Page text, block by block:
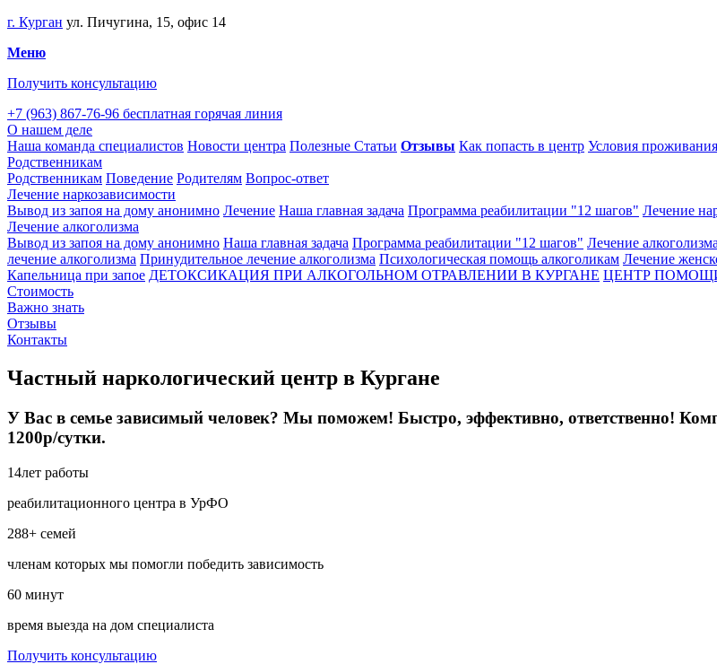
г. Курган ул. Пичугина, 15, офис 14
Меню
Получить консультацию
+7 (963) 867-76-96 бесплатная горячая линия
О нашем деле
Наша команда специалистов Новости центра Полезные Статьи Отзывы Как попасть в центр Условия проживания
Родственникам
Родственникам Поведение Родителям Вопрос-ответ
Лечение наркозависимости
Вывод из запоя на дому анонимно Лечение Наша главная задача Программа реабилитации "12 шагов" Лечение
Лечение алкоголизма
Вывод из запоя на дому анонимно Наша главная задача Программа реабилитации "12 шагов" Лечение алкоголизма
лечение алкоголизма Принудительное лечение алкоголизма Психологическая помощь алкоголикам Лечение
Капельница при запое ДЕТОКСИКАЦИЯ ПРИ АЛКОГОЛЬНОМ ОТРАВЛЕНИИ В КУРГАНЕ ЦЕНТР
Стоимость
Важно знать
Отзывы
Контакты
Частный наркологический центр в Кургане
У Вас в семье зависимый человек? Мы поможем! Быстро, эффективно, ответственно!
1200р/сутки.
14лет работы
реабилитационного центра в УрФО
288+ семей
членам которых мы помогли победить зависимость
60 минут
время выезда на дом специалиста
Получить консультацию